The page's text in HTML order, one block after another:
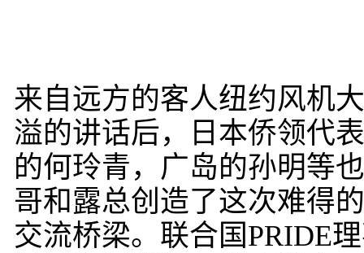
来自远方的客人纽约风机
溢的讲话后，日本侨领代
的何玲青，广岛的孙明等
哥和露总创造了这次难得
交流桥梁。联合国PRIDE